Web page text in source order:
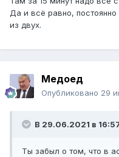
Да и всё равно,
из двух.
Медоед
Опубликовано 29
В 29.06.2021 в
Ты забыл о том, что в